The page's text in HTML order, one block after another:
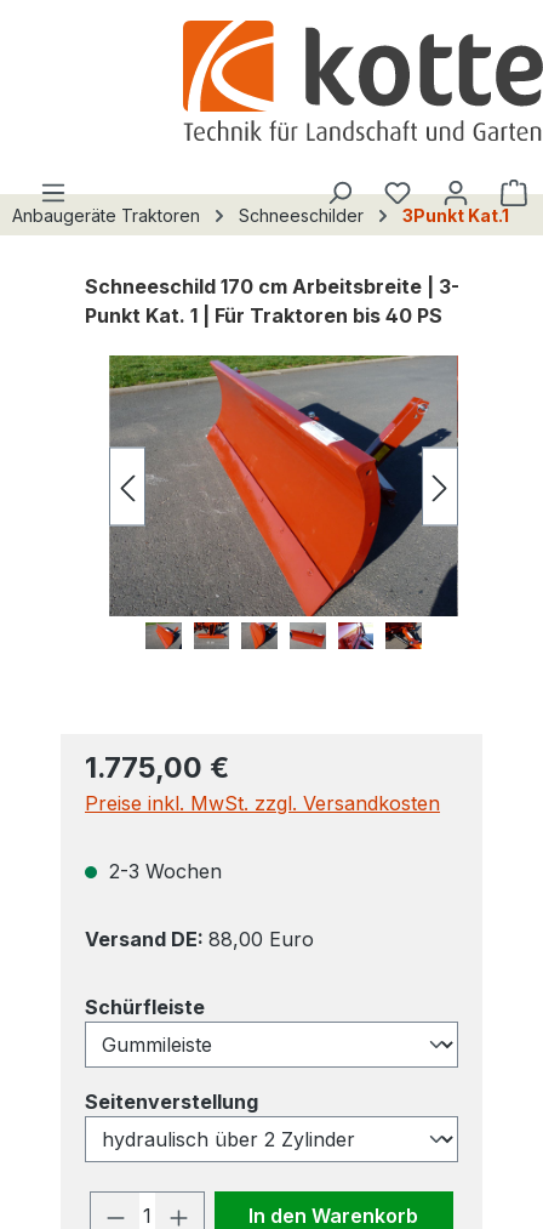
Du hast 0
Anbaugeräte Traktoren Schneeschilder 3Punkt Kat.1
Schneeschild 170 cm Arbeitsbreite | 3-
Punkt Kat. 1 | Für Traktoren bis 40 PS
Bildergalerie überspringen
1.775,00 €
Preise inkl. MwSt. zzgl. Versandkosten
2-3 Wochen
Versand DE: 88,00 Euro
Schürfleisteauswählen
Seitenverstellungauswählen
Produkt Anzahl: Gib den
In den Warenkorb